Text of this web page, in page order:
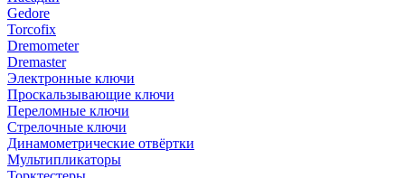
Gedore
Torcofix
Dremometer
Dremaster
Электронные ключи
Проскальзывающие ключи
Переломные ключи
Стрелочные ключи
Динамометрические отвёртки
Мультипликаторы